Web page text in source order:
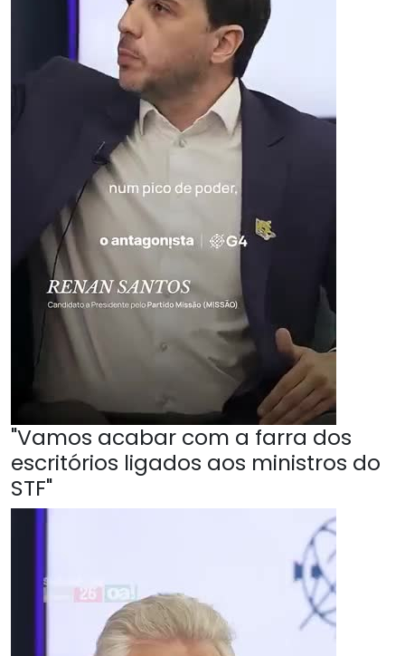
"Vamos acabar com a farra dos
escritórios ligados aos ministros do
STF"